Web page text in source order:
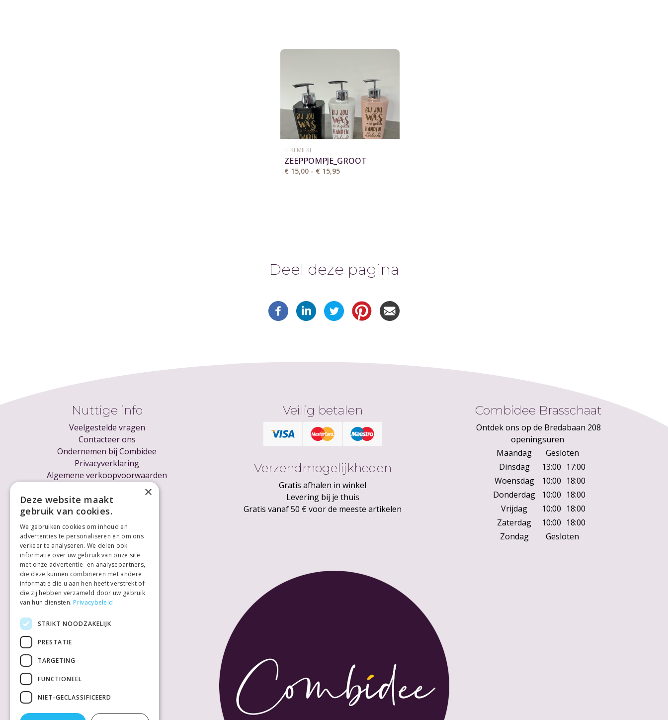
ELKEMIEKE
ZEEPPOMPJE_GROOT
€ 15,00 - € 15,95
Deel deze pagina
Nuttige info
Veelgestelde vragen
Contacteer ons
Ondernemen bij Combidee
Privacyverklaring
Algemene verkoopvoorwaarden
Voor ondernemers
Veilig betalen
Verzendmogelijkheden
Gratis afhalen in winkel
Levering bij je thuis
Gratis vanaf 50 € voor de meeste artikelen
Combidee Brasschaat
Ontdek ons op de Bredabaan 208
openingsuren
Maandag
Gesloten
Dinsdag
13:00 17:00
Woensdag
10:00 18:00
Donderdag
10:00 18:00
Vrijdag
10:00 18:00
Zaterdag
10:00 18:00
Zondag
Gesloten
×
Deze website maakt
gebruik van cookies.
We gebruiken cookies om inhoud en
advertenties te personaliseren en om ons
verkeer te analyseren. We delen ook
informatie over uw gebruik van onze site
met onze advertentie- en analysepartners,
die deze kunnen combineren met andere
informatie die u aan hen heeft verstrekt of
die zij hebben verzameld door uw gebruik
van hun diensten. Privacybeleid
STRIKT NOODZAKELIJK
PRESTATIE
TARGETING
FUNCTIONEEL
NIET-GECLASSIFICEERD